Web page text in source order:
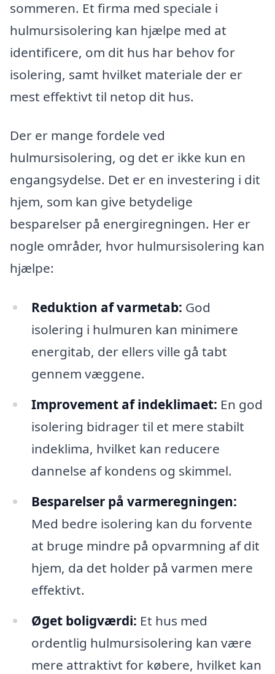
sommeren. Et firma med speciale i
hulmursisolering kan hjælpe med at
identificere, om dit hus har behov for
isolering, samt hvilket materiale der er
mest effektivt til netop dit hus.
Der er mange fordele ved
hulmursisolering, og det er ikke kun en
engangsydelse. Det er en investering i dit
hjem, som kan give betydelige
besparelser på energiregningen. Her er
nogle områder, hvor hulmursisolering kan
hjælpe:
Reduktion af varmetab: God
isolering i hulmuren kan minimere
energitab, der ellers ville gå tabt
gennem væggene.
Improvement af indeklimaet: En god
isolering bidrager til et mere stabilt
indeklima, hvilket kan reducere
dannelse af kondens og skimmel.
Besparelser på varmeregningen:
Med bedre isolering kan du forvente
at bruge mindre på opvarmning af dit
hjem, da det holder på varmen mere
effektivt.
Øget boligværdi: Et hus med
ordentlig hulmursisolering kan være
mere attraktivt for købere, hvilket kan